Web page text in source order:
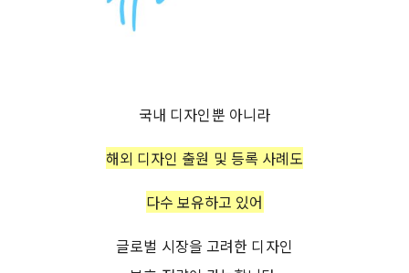
국내 디자인뿐 아니라
해외 디자인 출원 및 등록 사례도
다수 보유하고 있어
글로벌 시장을 고려한 디자인